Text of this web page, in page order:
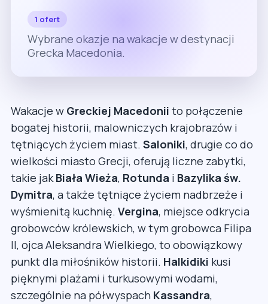
1 ofert
Wybrane okazje na wakacje w destynacji
Grecka Macedonia.
Wakacje w Greckiej Macedonii to połączenie
bogatej historii, malowniczych krajobrazów i
tętniących życiem miast. Saloniki, drugie co do
wielkości miasto Grecji, oferują liczne zabytki,
takie jakBiała Wieża, Rotunda i Bazylika św.
Dymitra, a także tętniące życiem nadbrzeże i
wyśmienitą kuchnię. Vergina, miejsce odkrycia
grobowców królewskich, w tym grobowca Filipa
II, ojca Aleksandra Wielkiego, to obowiązkowy
punkt dla miłośników historii. Halkidiki kusi
pięknymi plażami i turkusowymi wodami,
szczególnie na półwyspach Kassandra,